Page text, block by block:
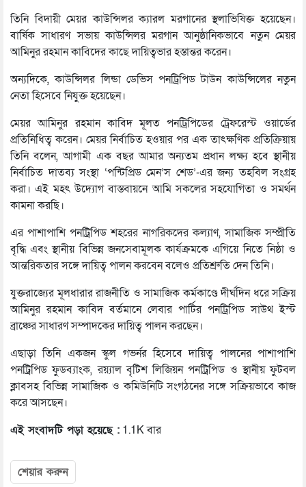
তিনি বিদায়ী মেয়র কাউন্সিলর ক্যারল মরগানের স্থলাভিষিক্ত হয়েছেন।
বার্ষিক সাধারণ সভায় কাউন্সিলর মরগান আনুষ্ঠানিকভাবে নতুন মেয়র
আমিনুর রহমান কাবিদের কাছে দায়িত্বভার হস্তান্তর করেন।
অন‍্যদিকে, কাউন্সিলর লিন্ডা ডেভিস পনট্রিপিড টাউন কাউন্সিলের নতুন
নেতা হিসেবে নিযুক্ত হয়েছেন।
মেয়র আমিনুর রহমান কাবিদ মূলত পনট্রিপিডের ট্রেফরেস্ট ওয়ার্ডের
প্রতিনিধিত্ব করেন। মেয়র নির্বাচিত হওয়ার পর এক তাৎক্ষণিক প্রতিক্রিয়ায়
তিনি বলেন, আগামী এক বছর আমার অন্যতম প্রধান লক্ষ্য হবে স্থানীয়
নির্বাচিত দাতব্য সংস্থা ‘পন্টিপ্রিড মেন’স শেড’-এর জন্য তহবিল সংগ্রহ
করা। এই মহৎ উদ্যোগ বাস্তবায়নে আমি সকলের সহযোগিতা ও সমর্থন
কামনা করছি।
এর পাশাপাশি পনট্রিপিড শহরের নাগরিকদের কল্যাণ, সামাজিক সম্প্রীতি
বৃদ্ধি এবং স্থানীয় বিভিন্ন জনসেবামূলক কার্যক্রমকে এগিয়ে নিতে নিষ্ঠা ও
আন্তরিকতার সঙ্গে দায়িত্ব পালন করবেন বলেও প্রতিশ্রুতি দেন তিনি।
যুক্তরাজ্যের মূলধারার রাজনীতি ও সামাজিক কর্মকাণ্ডে দীর্ঘদিন ধরে সক্রিয়
আমিনুর রহমান কাবিদ বর্তমানে লেবার পার্টির পনট্রিপিড সাউথ ইস্ট
ব্রাঞ্চের সাধারণ সম্পাদকের দায়িত্ব পালন করছেন।
এছাড়া তিনি একজন স্কুল গভর্নর হিসেবে দায়িত্ব পালনের পাশাপাশি
পনট্রিপিড ফুডব্যাংক, রয়্যাল বৃটিশ লিজিয়ন পনট্রিপিড ও স্থানীয় ফুটবল
ক্লাবসহ বিভিন্ন সামাজিক ও কমিউনিটি সংগঠনের সঙ্গে সক্রিয়ভাবে কাজ
করে আসছেন।
এই সংবাদটি পড়া হয়েছে : 1.1K বার
শেয়ার করুন